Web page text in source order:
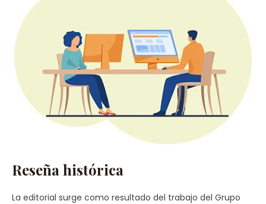
Reseña histórica
La editorial surge como resultado del trabajo del Grupo